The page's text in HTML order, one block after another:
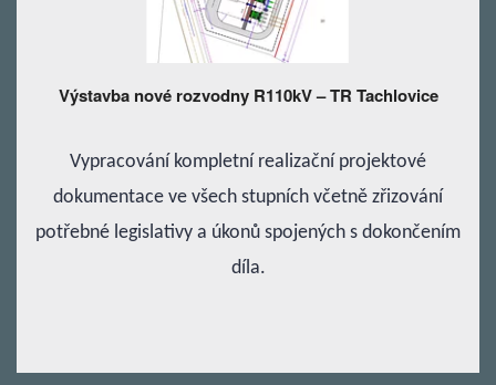
Výstavba nové rozvodny R110kV – TR Tachlovice
Vypracování kompletní realizační projektové
dokumentace ve všech stupních včetně zřizování
potřebné legislativy a úkonů spojených s dokončením
díla.